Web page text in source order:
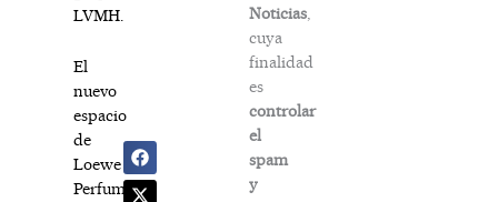
LVMH.
El
nuevo
espacio
de
Loewe
Perfumes
Noticias,
cuya
finalidad
es
controlar
el
spam
y